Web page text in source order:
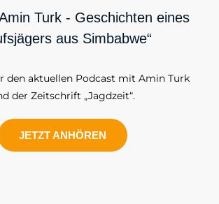
Turk - Geschichten eines
aus Simbabwe“
den aktuellen Podcast mit Amin Turk
der Zeitschrift „Jagdzeit“.
JETZT ANHÖREN